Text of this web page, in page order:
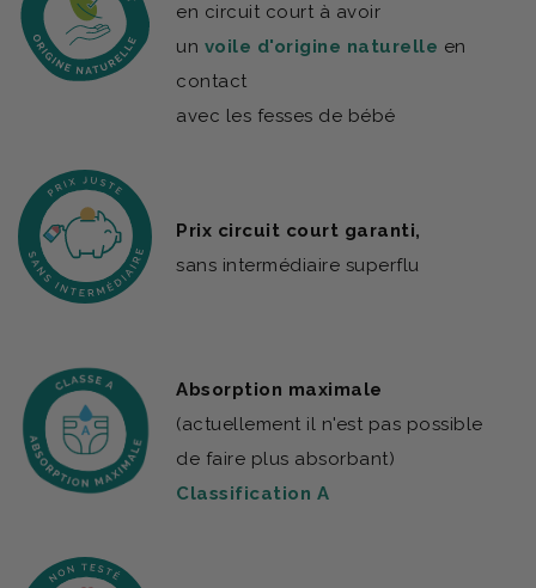
en circuit court à avoir
un voile d'origine naturelle en
contact
avec les fesses de bébé
Prix circuit court garanti,
sans intermédiaire superflu
Absorption maximale
(actuellement il n'est pas possible
de faire plus absorbant)
Classification A